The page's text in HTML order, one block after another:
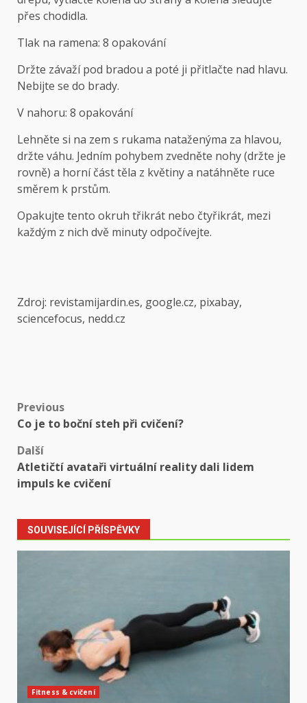
přes chodidla.
Tlak na ramena: 8 opakování
Držte závaží pod bradou a poté ji přitlačte nad hlavu.
Nebijte se do brady.
V nahoru: 8 opakování
Lehněte si na zem s rukama nataženýma za hlavou,
držte váhu. Jedním pohybem zvedněte nohy (držte je
rovně) a horní část těla z květiny a natáhněte ruce
směrem k prstům.
Opakujte tento okruh třikrát nebo čtyřikrát, mezi
každým z nich dvě minuty odpočívejte.
Zdroj: revistamijardin.es, google.cz, pixabay,
sciencefocus, nedd.cz
Post
navigation
Previous
Co je to boční steh při cvičení?
Další
Atletičtí avataři virtuální reality dali lidem
impuls ke cvičení
SOUVISEJÍCÍ PŘÍSPĚVKY
Fitness & cvičení